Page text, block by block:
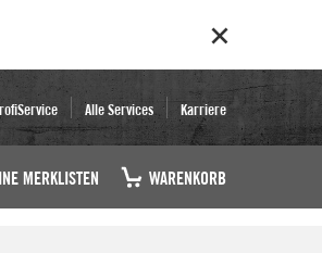
Alle Services Karriere
MERKLISTEN WARENKORB